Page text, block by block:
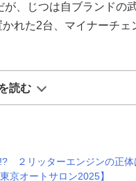
、じつは自ブランドの
れた2台、マイナーチェ
読む
２リッターエンジンの正
京オートサロン2025】